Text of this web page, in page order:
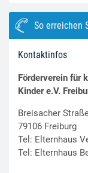
So erreichen
Kontaktinfos
Förderverein für
Kinder e.V.
Breisacher
79106 Freiburg
Tel: Elternhaus
Tel: Elternhaus